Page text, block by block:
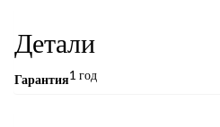
Детали
Гарантия1 год